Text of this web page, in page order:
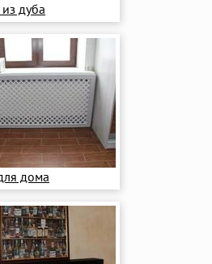
дуба
дома